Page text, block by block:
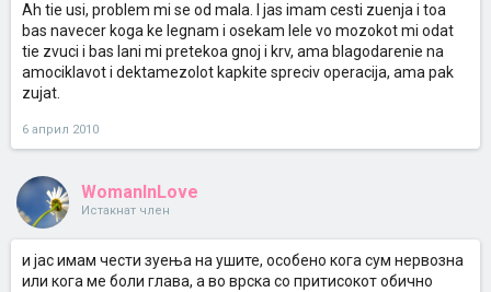
Ah tie usi, problem mi se od mala. I jas imam cesti zuenja i toa
bas navecer koga ke legnam i osekam lele vo mozokot mi odat
tie zvuci i bas lani mi pretekoa gnoj i krv, ama blagodarenie na
amociklavot i dektamezolot kapkite spreciv operacija, ama pak
zujat.
6 април 2010
WomanInLove
Истакнат член
и јас имам чести зуења на ушите, особено кога сум нервозна
или кога ме боли глава, а во врска со притисокот обично